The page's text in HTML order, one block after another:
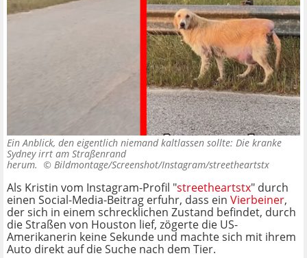
Ein Anblick, den eigentlich niemand kaltlassen sollte: Die kranke
Sydney irrt am Straßenrand
herum. © Bildmontage/Screenshot/Instagram/streetheartstx
Als Kristin vom Instagram-Profil "streetheartstx" durch
einen Social-Media-Beitrag erfuhr, dass ein Vierbeiner,
der sich in einem schrecklichen Zustand befindet, durch
die Straßen von Houston lief, zögerte die US-
Amerikanerin keine Sekunde und machte sich mit ihrem
Auto direkt auf die Suche nach dem Tier.